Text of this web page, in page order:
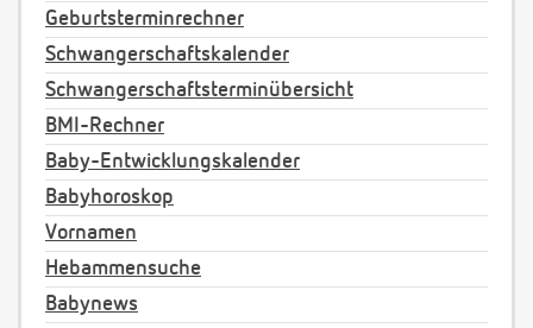
Geburtsterminrechner
Schwangerschaftskalender
Schwangerschaftsterminübersicht
BMI-Rechner
Baby-Entwicklungskalender
Babyhoroskop
Vornamen
Hebammensuche
Babynews